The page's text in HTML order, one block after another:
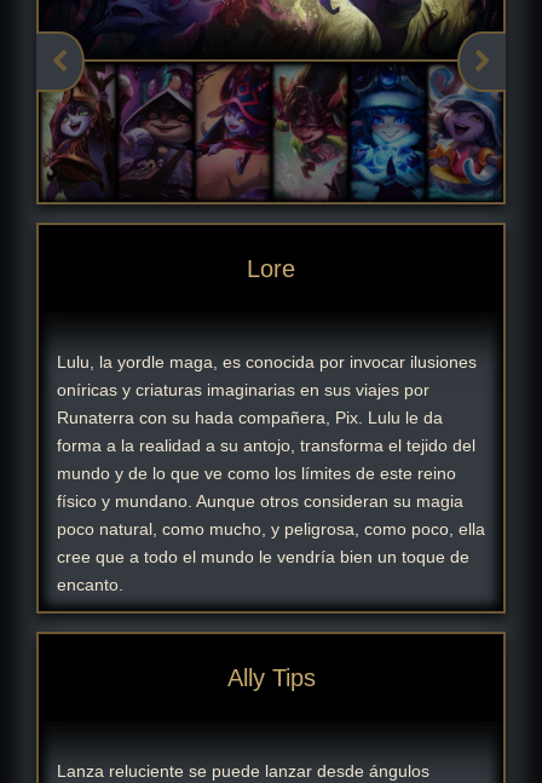
Lore
Lulu, la yordle maga, es conocida por invocar ilusiones
oníricas y criaturas imaginarias en sus viajes por
Runaterra con su hada compañera, Pix. Lulu le da
forma a la realidad a su antojo, transforma el tejido del
mundo y de lo que ve como los límites de este reino
físico y mundano. Aunque otros consideran su magia
poco natural, como mucho, y peligrosa, como poco, ella
cree que a todo el mundo le vendría bien un toque de
encanto.
Ally Tips
Lanza reluciente se puede lanzar desde ángulos